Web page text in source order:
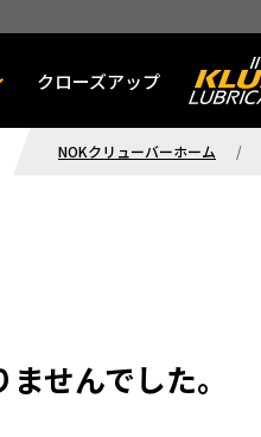
クローズアップ
NOKクリューバーホーム /
せんでした。